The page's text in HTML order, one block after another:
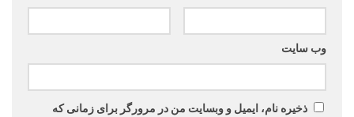
وب‌ سایت
ذخیره نام، ایمیل و وبسایت من در مرورگر برای زمانی که